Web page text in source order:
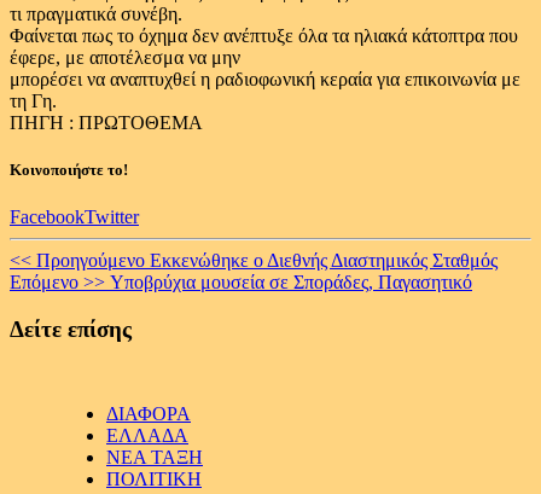
τι πραγματικά συνέβη.
Φαίνεται πως το όχημα δεν ανέπτυξε όλα τα ηλιακά κάτοπτρα που
έφερε, με αποτέλεσμα να μην
μπορέσει να αναπτυχθεί η ραδιοφωνική κεραία για επικοινωνία με
τη Γη.
ΠΗΓΗ : ΠΡΩΤΟΘΕΜΑ
Κοινοποιήστε το!
FacebookTwitter
Continue
Reading
<< Προηγούμενο Εκκενώθηκε ο Διεθνής Διαστημικός Σταθμός
Επόμενο >> Yποβρύχια μουσεία σε Σποράδες, Παγασητικό
Δείτε επίσης
ΔΙΑΦΟΡΑ
ΕΛΛΑΔΑ
ΝΕΑ ΤΑΞΗ
ΠΟΛΙΤΙΚΗ